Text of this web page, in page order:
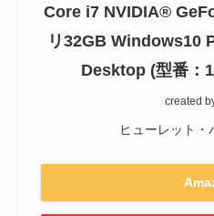
Core i7 NVIDIA®
リ32GB Windows10
Desktop (型番：
created
ヒューレット・